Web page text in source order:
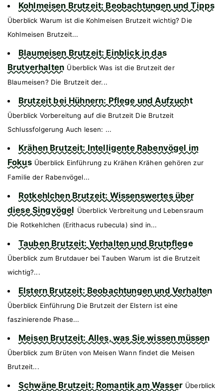
Kohlmeisen Brutzeit: Beobachtungen und Tipps
Überblick Warum ist die Kohlmeisen Brutzeit wichtig? Die
Kohlmeisen Brutzeit...
Blaumeisen Brutzeit: Einblick in das
Brutverhalten Überblick Was ist die Brutzeit der
Blaumeisen? Die Brutzeit der...
Brutzeit bei Hühnern: Pflege und Aufzucht
Überblick Vorbereitung auf die Brutzeit Die Brutzeit
Schlussfolgerung Auch lesen: ...
Krähen Brutzeit: Intelligente Rabenvögel im
Fokus Überblick Einführung zu Krähen Krähen gehören zur
Familie der Rabenvögel...
Rotkehlchen Brutzeit: Wissenswertes über
diese Singvögel Überblick Verbreitung und Lebensraum
Die Rotkehlchen (Erithacus rubecula) sind in...
Tauben Brutzeit: Verhalten und Brutpflege
Überblick zum Brutdauer bei Tauben Warum ist die Brutzeit
wichtig?...
Elstern Brutzeit: Beobachtungen und Verhalten
Überblick Einführung Die Brutzeit der Elstern ist eine
faszinierende Phase...
Meisen Brutzeit: Alles, was Sie wissen müssen
Überblick zum Brüten von Meisen Wann findet die Meisen
Brutzeit...
Schwäne Brutzeit: Romantik am Wasser Überblick